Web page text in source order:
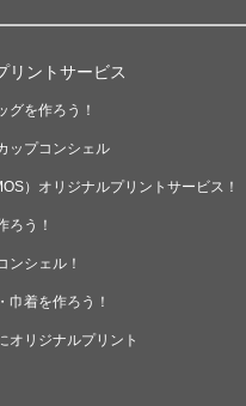
リントサービス
グを作ろう！
ップコンシェル
）オリジナルプリントサービス！
ろう！
ンシェル！
巾着を作ろう！
オリジナルプリント